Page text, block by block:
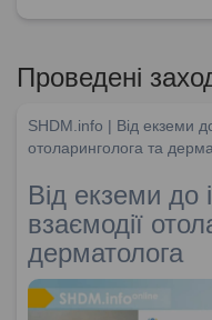
Проведені
SHDM.info | Від екземи
отоларинголога та
Від екземи до
взаємодії
дерматолога